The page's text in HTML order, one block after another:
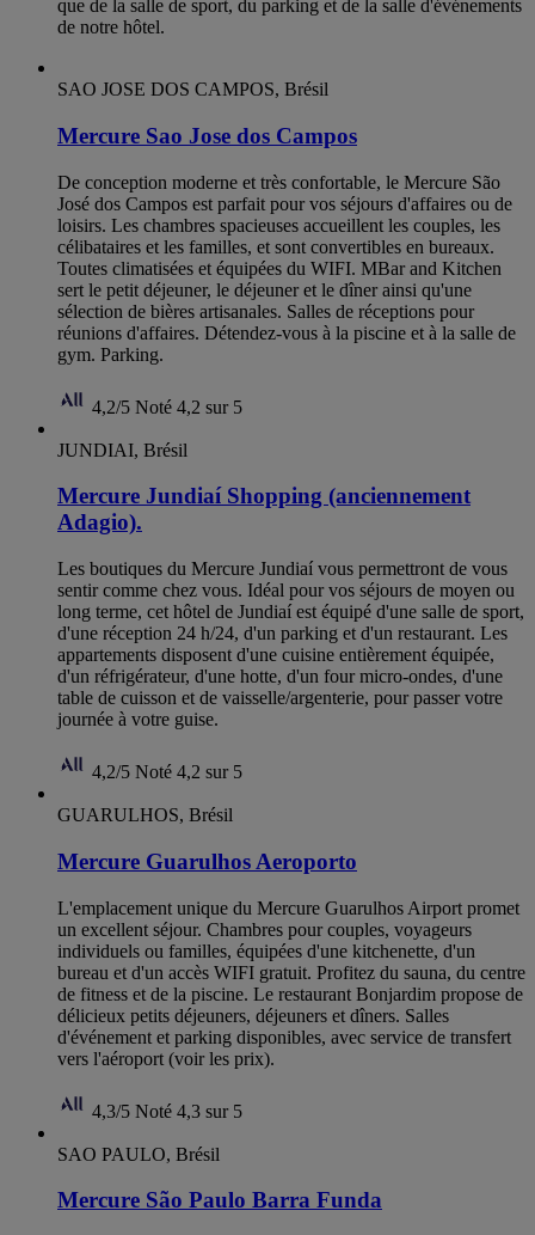
que de la salle de sport, du parking et de la salle d'événements
de notre hôtel.
SAO JOSE DOS CAMPOS, Brésil
Mercure Sao Jose dos Campos
De conception moderne et très confortable, le Mercure São
José dos Campos est parfait pour vos séjours d'affaires ou de
loisirs. Les chambres spacieuses accueillent les couples, les
célibataires et les familles, et sont convertibles en bureaux.
Toutes climatisées et équipées du WIFI. MBar and Kitchen
sert le petit déjeuner, le déjeuner et le dîner ainsi qu'une
sélection de bières artisanales. Salles de réceptions pour
réunions d'affaires. Détendez-vous à la piscine et à la salle de
gym. Parking.
4,2/5 Noté 4,2 sur 5
JUNDIAI, Brésil
Mercure Jundiaí Shopping (anciennement
Adagio).
Les boutiques du Mercure Jundiaí vous permettront de vous
sentir comme chez vous. Idéal pour vos séjours de moyen ou
long terme, cet hôtel de Jundiaí est équipé d'une salle de sport,
d'une réception 24 h/24, d'un parking et d'un restaurant. Les
appartements disposent d'une cuisine entièrement équipée,
d'un réfrigérateur, d'une hotte, d'un four micro-ondes, d'une
table de cuisson et de vaisselle/argenterie, pour passer votre
journée à votre guise.
4,2/5 Noté 4,2 sur 5
GUARULHOS, Brésil
Mercure Guarulhos Aeroporto
L'emplacement unique du Mercure Guarulhos Airport promet
un excellent séjour. Chambres pour couples, voyageurs
individuels ou familles, équipées d'une kitchenette, d'un
bureau et d'un accès WIFI gratuit. Profitez du sauna, du centre
de fitness et de la piscine. Le restaurant Bonjardim propose de
délicieux petits déjeuners, déjeuners et dîners. Salles
d'événement et parking disponibles, avec service de transfert
vers l'aéroport (voir les prix).
4,3/5 Noté 4,3 sur 5
SAO PAULO, Brésil
Mercure São Paulo Barra Funda